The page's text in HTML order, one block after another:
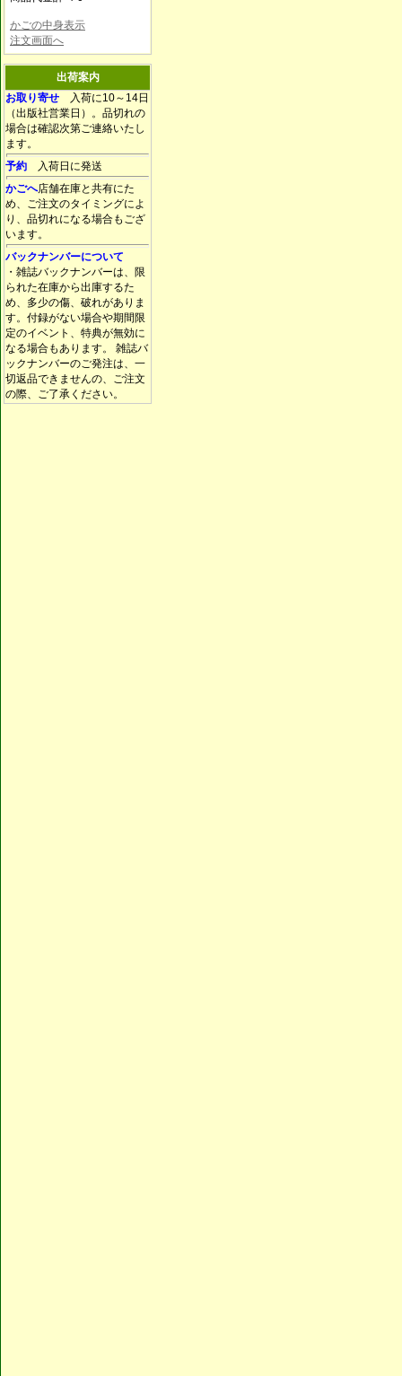
かごの中身表示
注文画面へ
出荷案内
お取り寄せ 入荷に10～14日
（出版社営業日）。品切れの
場合は確認次第ご連絡いたし
ます。
予約 入荷日に発送
かごへ店舗在庫と共有にた
め、ご注文のタイミングによ
り、品切れになる場合もござ
います。
バックナンバーについて
・雑誌バックナンバーは、限
られた在庫から出庫するた
め、多少の傷、破れがありま
す。付録がない場合や期間限
定のイベント、特典が無効に
なる場合もあります。 雑誌バ
ックナンバーのご発注は、一
切返品できませんの、ご注文
の際、ご了承ください。